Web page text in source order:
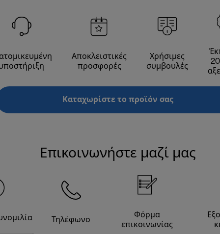
Αποκλειστικές
προσφορές
Χρήσιμες
συμβουλές
Καταχωρίστε το προϊόν σας
Επικοινωνήστε μαζί μας
Τηλέφωνο
Φόρμα
επικοινωνίας